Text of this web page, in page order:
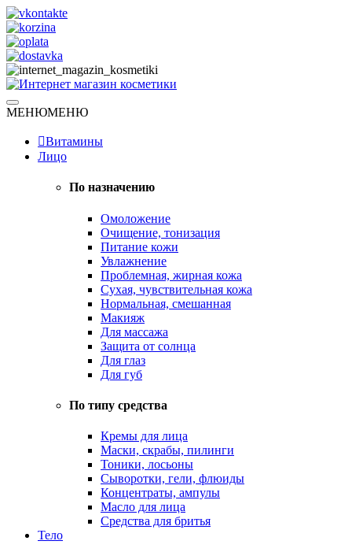
Skip
to
content
Интернет магазин косметики
Натуральная косметика
МЕНЮМЕНЮ
Витамины
Лицо
По назначению
Омоложение
Очищение, тонизация
Питание кожи
Увлажнение
Проблемная, жирная кожа
Сухая, чувствительная кожа
Нормальная, смешанная
Макияж
Для массажа
Защита от солнца
Для глаз
Для губ
По типу средства
Кремы для лица
Маски, скрабы, пилинги
Тоники, лосьоны
Сыворотки, гели, флюиды
Концентраты, ампулы
Масло для лица
Средства для бритья
Тело